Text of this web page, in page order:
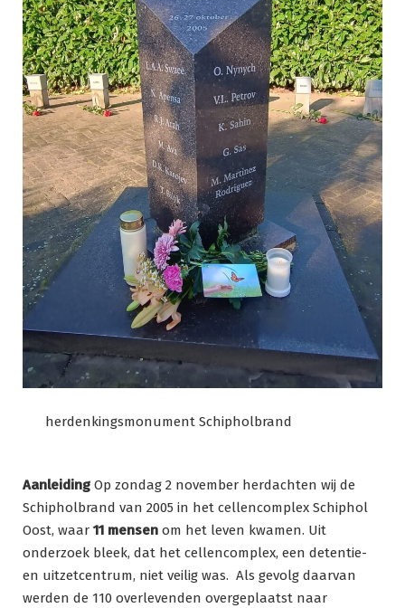
herdenkingsmonument Schipholbrand
Aanleiding Op zondag 2 november herdachten wij de
Schipholbrand van 2005 in het cellencomplex Schiphol
Oost, waar 11 mensen om het leven kwamen. Uit
onderzoek bleek, dat het cellencomplex, een detentie-
en uitzetcentrum, niet veilig was. Als gevolg daarvan
werden de 110 overlevenden overgeplaatst naar